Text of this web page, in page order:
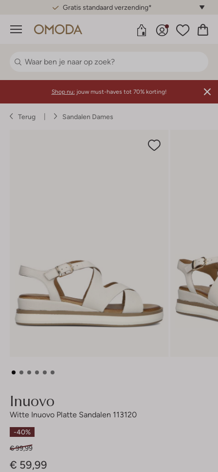
Gratis standaard verzending*
Menu
Shop nu: jouw must-haves tot 70% korting!
Terug Sandalen Dames
Inuovo
Witte Inuovo Platte Sandalen 113120
-40%
€ 99,99
€ 59,99